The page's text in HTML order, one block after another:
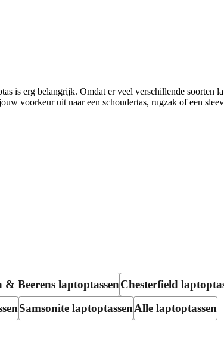
is erg belangrijk. Omdat er veel verschillende soorten
voorkeur uit naar een schoudertas, rugzak of een
& Beerens laptoptassenChesterfield
Samsonite laptoptassenAlle laptoptassen